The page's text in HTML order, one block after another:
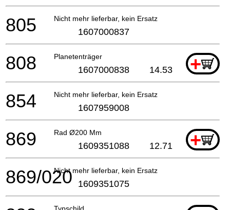
Nicht mehr lieferbar, kein Ersatz
805 1607000837
Planetenträger +
808 1607000838 14.53
Nicht mehr lieferbar, kein Ersatz
854 1607959008
Rad Ø200 Mm +
869 1609351088 12.71
Nicht mehr lieferbar, kein Ersatz
869/020 1609351075